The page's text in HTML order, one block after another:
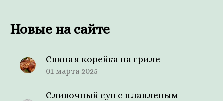
Новые на сайте
Свиная корейка на гриле
01 марта 2025
Сливочный суп с плавленым